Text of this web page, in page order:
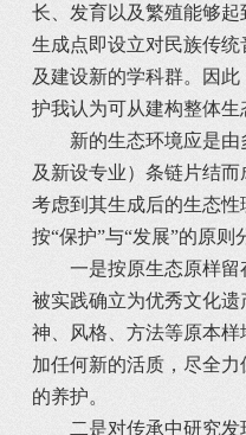
长、发育以及繁殖能够
生成点即设立对民族传
及建设新的学科群。因
护我认为可从建构整体生
新的生态环境应是由
及新设专业）条链片结
考虑到其生成后的生态
按“保护”与“发展”的原则
一是按原生态原样留
被实践确立为优秀文化
神、风格、方法等原本
加任何新的活质，尽全
的养护。
二是对传承中研究发